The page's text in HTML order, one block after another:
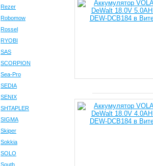
Rezer
Robomow
Rossel
RYOBI
SAS
SCORPION
Sea-Pro
SEDIA
SENIX
SHTAPLER
SIGMA
Skiper
Sokkia
SOLO
South